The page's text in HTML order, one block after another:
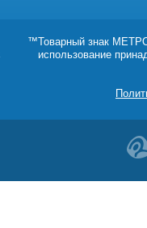
™Товарный знак
использование